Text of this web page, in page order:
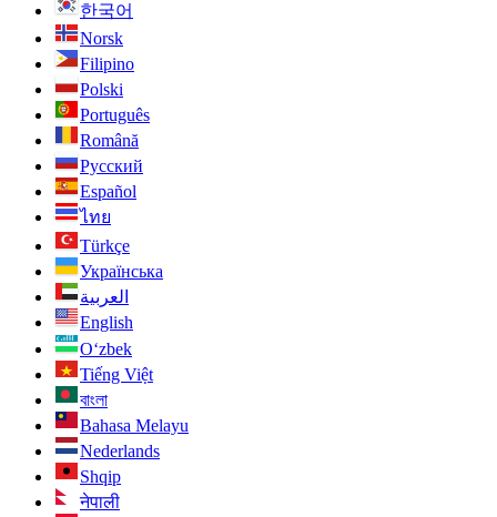
한국어
Norsk
Filipino
Polski
Português
Română
Русский
Español
ไทย
Türkçe
Українська
العربية
English
O‘zbek
Tiếng Việt
বাংলা
Bahasa Melayu
Nederlands
Shqip
नेपाली